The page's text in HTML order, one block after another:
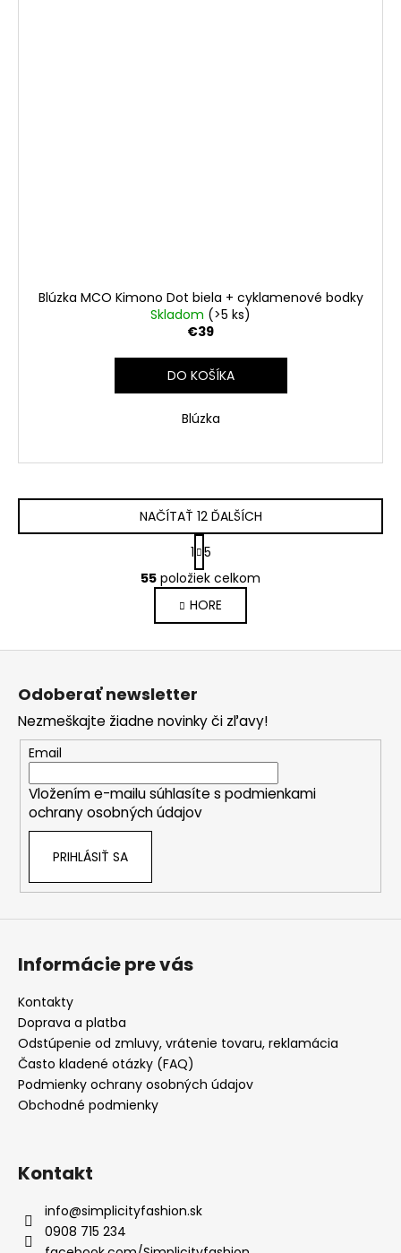
Blúzka MCO Kimono Dot biela + cyklamenové bodky
Skladom (>5 ks)
€39
DO KOŠÍKA
Blúzka
O
v
l
á
d
e
p
r
v
k
y
s
NAČÍTAŤ 12 ĎALŠÍCH
S
t
r
á
n
k
e
1 5
55 položiek celkom
HORE
Z
Odoberať newsletter
Nezmeškajte žiadne novinky či zľavy!
Email
Vložením e-mailu súhlasíte s podmienkami
ochrany osobných údajov
PRIHLÁSIŤ SA
Informácie pre vás
Kontakty
Doprava a platba
Odstúpenie od zmluvy, vrátenie tovaru, reklamácia
Často kladené otázky (FAQ)
Podmienky ochrany osobných údajov
Obchodné podmienky
Kontakt
info@simplicityfashion.sk
0908 715 234